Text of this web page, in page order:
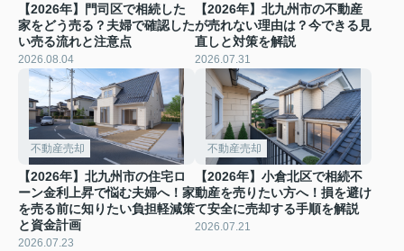
【2026年】門司区で相続した
家をどう売る？夫婦で確認した
い売る流れと注意点
2026.08.04
【2026年】北九州市の不動産
が売れない理由は？今できる見
直しと対策を解説
2026.07.31
不動産売却
【2026年】北九州市の住宅ロ
ーン金利上昇で悩む夫婦へ！家
を売る前に知りたい負担軽減策
と資金計画
2026.07.23
不動産売却
【2026年】小倉北区で相続不
動産を売りたい方へ！損を避け
て安全に売却する手順を解説
2026.07.21